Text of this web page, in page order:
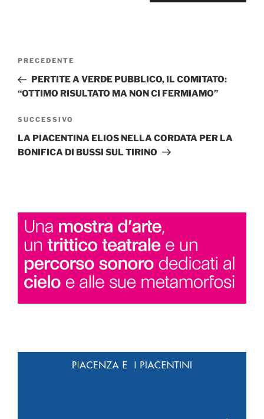
Navigazione
Articolo
precedente:
PRECEDENTE
PERTITE A VERDE PUBBLICO, IL COMITATO:
“OTTIMO RISULTATO MA NON CI FERMIAMO”
Articolo
successivo
SUCCESSIVO
LA PIACENTINA ELIOS NELLA CORDATA PER LA
BONIFICA DI BUSSI SUL TIRINO